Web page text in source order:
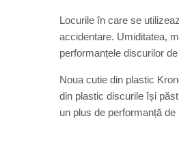
Locurile în care se
accidentare. Umiditatea,
performanțele discurilor
Noua cutie din plastic
din plastic discurile își
un plus de performanță